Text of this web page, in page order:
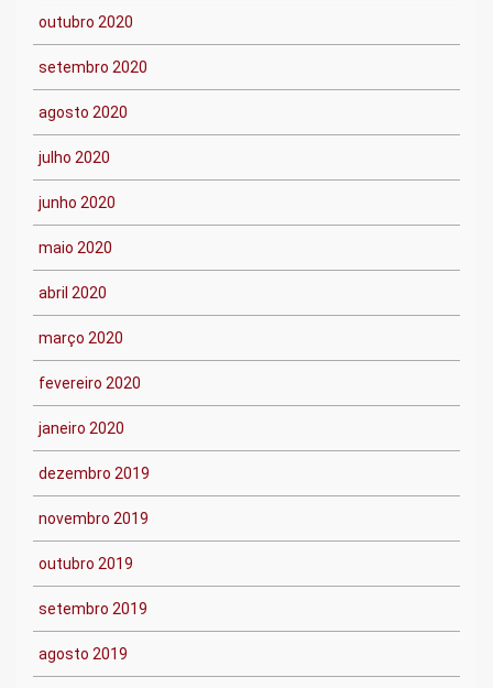
outubro 2020
setembro 2020
agosto 2020
julho 2020
junho 2020
maio 2020
abril 2020
março 2020
fevereiro 2020
janeiro 2020
dezembro 2019
novembro 2019
outubro 2019
setembro 2019
agosto 2019